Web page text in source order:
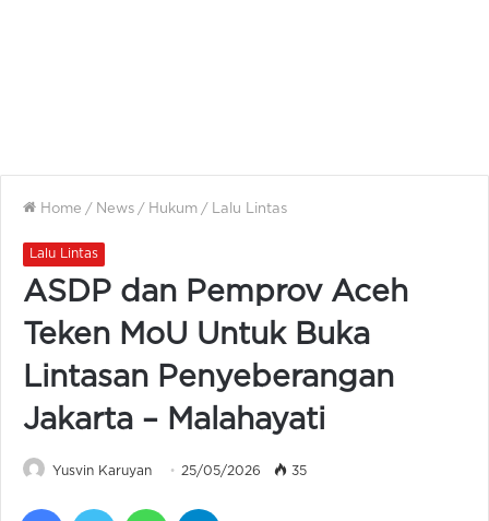
Home / News / Hukum / Lalu Lintas
Lalu Lintas
ASDP dan Pemprov Aceh
Teken MoU Untuk Buka
Lintasan Penyeberangan
Jakarta – Malahayati
Yusvin Karuyan 25/05/2026 35
FacebookTwitter WhatsApp